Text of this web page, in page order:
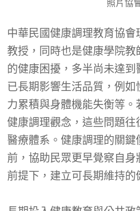
照片協
中華民國健康調理教育協
教授，同時也是健康學院
的健康困擾，多半尚未達
已長期影響生活品質，例
力累積與身體機能失衡等
健康調理觀念，這些問題往
醫療體系。健康調理的關
前，協助民眾更早覺察自
前提下，建立可長期維持的